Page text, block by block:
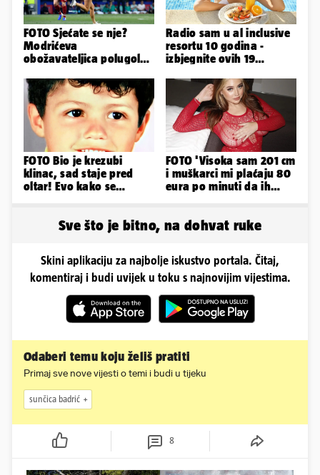
FOTO Sjećate se nje?
Modrićeva
obožavateljica polugola
što radi danas
Radio sam u al inclusive
resortu 10 godina -
izbjegnite ovih 19
odmor
FOTO Bio je krezubi
klinac, sad staje pred
oltar! Evo kako se
FOTO 'Visoka sam 201 cm
i muškarci mi plaćaju 80
eura po minuti da ih
Sve što je bitno, na dohvat ruke
Skini aplikaciju za najbolje iskustvo portala. Čitaj,
komentiraj i budi uvijek u toku s najnovijim vijestima.
Odaberi temu koju želiš pratiti
Primaj sve nove vijesti o temi i budi u tijeku
sunčica badrić
8